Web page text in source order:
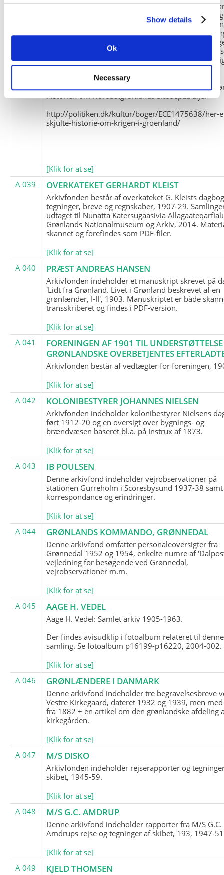
Show details
Ok
Necessary
Slædepatrulje med Eli Knudsen som medlem og
og Marius Jensen som medlem. Marius Jensens
befinder sig i Militärhistorisches Museum i Dresden
(Tyskland). Kopierne af Friedrich Littmanns
klausuleret iht. aftalen med giveren og Franz
Kontakt venligst Arktisk Instituts ledelse i
brugen af materialet til studie- og
formål.
Nedenunder findes et link til en presseartikel
historien om Nordøstgrønlands Slædepatrulje:
http://politiken.dk/kultur/boger/ECE1475638/her-
skjulte-historie-om-krigen-i-groenland/
[Klik for at se]
A 039
OVERKATEKET GERHARDT KLEIST
Arkivfonden består af overkateket G. Kleists
tegninger, breve og regnskaber, 1907-29.
udtaget til Nunatta Katersugaasivia
Grønlands Nationalmuseum og Arkiv, 2014.
skannet og forefindes som PDF-filer.
[Klik for at se]
A 040
PRÆST ANDREAS HANSEN
Arkivfonden indeholder et manuskript skrevet på
'Lidt fra Grønland. Livet i Grønland beskrevet af en
grønlænder, I-II', 1903. Manuskriptet er både
transskriberet og findes i PDF-version.
[Klik for at se]
A 041
FORENINGEN AF 1901 TIL
GRØNLANDSKE OVERBETJENTES
Arkivfonden består af vedtægter for foreningen,
[Klik for at se]
A 042
KOLONIBESTYRER JOHANNES NIELSEN
Arkivfonden indeholder kolonibestyrer Nielsens
ført 1912-20 og en oversigt over bygnings- og
brændvæsen baseret bl.a. på Instrux af 1873.
[Klik for at se]
A 043
IB POULSEN
Denne arkivfond indeholder vejrobservationer på
stationen Gurreholm i Scoresbysund 1937-38 samt
korrespondance og erindringer.
[Klik for at se]
A 044
GRØNLANDS KOMMANDO, GRØNNEDAL
Denne arkivfond omfatter personaleoversigter fra
Grønnedal 1952 og 1954, enkelte numre af
vejledning for besøgende ved Grønnedal,
vejrobservationer m.m.
[Klik for at se]
A 045
AAGE H. VEDEL
Aage H. Vedel: Samlet arkiv 1905-1963.
Der findes avisudklip i fotoalbum relateret til denne
samling. Se fotoalbum p16199-p16220, 2004-002.
[Klik for at se]
A 046
GRØNLÆNDERE I DANMARK
Denne arkivfond indeholder tre begravelsesbreve
Vestre Kirkegaard, dateret 1932 og 1939, men
fra 1882 + en artikel om den grønlandske afdeling
kirkegården.
[Klik for at se]
A 047
M/S DISKO
Arkivfonden indeholder rejserapporter og
skibet, 1945-59.
[Klik for at se]
A 048
M/S G.C. AMDRUP
Denne arkivfond indeholder rapporter fra M/S G.C.
Amdrups rejse og tegninger af skibet, 193, 1947-
[Klik for at se]
A 049
KJELD THOMSEN